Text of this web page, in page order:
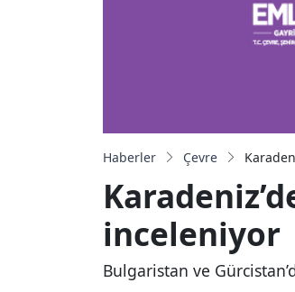
Haberler Çevre
inceleniyor
Bulgaristan ve